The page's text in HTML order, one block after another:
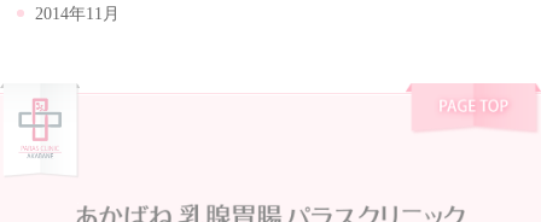
2014年11月